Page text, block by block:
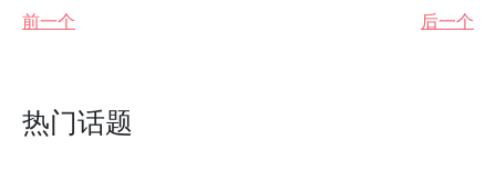
前一个
后一个
热门话题